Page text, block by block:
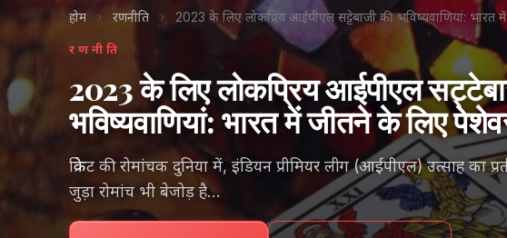
होम › रणनीति › 2023 के लिए लोकप्रिय आईपीएल सट्टेबाजी की भविष्यवाणियां: भारत
रणनीति
2023 के लिए लोकप्रिय आईपीएल
भविष्यवाणियां: भारत में जीतने के लिए
क्रिकेट की रोमांचक दुनिया में, इंडियन प्रीमियर लीग (आईपीएल) उत्साह का
जुड़ा रोमांच भी बेजोड़ है…